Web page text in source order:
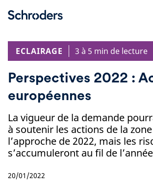
ECLAIRAGE
3 à 5 min de lecture
Perspectives 2022 :
européennes
La vigueur de la demande
à soutenir les actions de la
l’approche de 2022, mais les
s’accumuleront au fil de
20/01/2022